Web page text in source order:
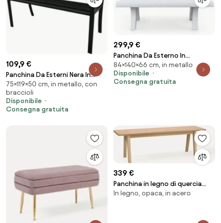
109,9 €
Panchina Da Esterni Nera In
Acciaio Con Braccioli
119x50xH75 cm
75×119×50 cm, in metallo, con
braccioli
Disponibile
Consegna gratuita
299,9 €
Panchina Da Esterno In
Cemento 140x66x84H Effetto
Pietra Bianca Aurora
84×140×66 cm, in metallo
Disponibile
Consegna gratuita
339 €
Panchina in legno di quercia
Melfort
In legno, opaca, in acero